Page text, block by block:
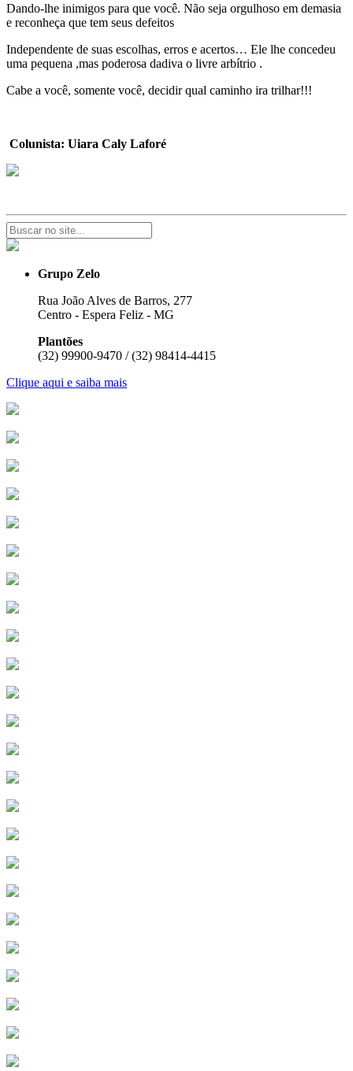
Dando-lhe inimigos para que você. Não seja orgulhoso em demasia
e reconheça que tem seus defeitos
Independente de suas escolhas, erros e acertos… Ele lhe concedeu
uma pequena ,mas poderosa dadiva o livre arbítrio .
Cabe a você, somente você, decidir qual caminho ira trilhar!!!
Colunista: Uiara Caly Laforé
Grupo Zelo
Rua João Alves de Barros, 277
Centro - Espera Feliz - MG
Plantões
(32) 99900-9470 / (32) 98414-4415
Clique aqui e saiba mais